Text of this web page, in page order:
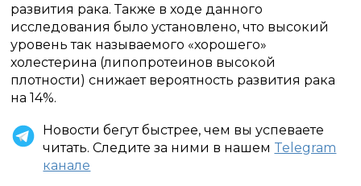
развития рака. Также в ходе данного
исследования было установлено, что высокий
уровень так называемого «хорошего»
холестерина (липопротеинов высокой
плотности) снижает вероятность развития рака
на 14%.
Новости бегут быстрее, чем вы успеваете
читать. Следите за ними в нашем Telegram
канале